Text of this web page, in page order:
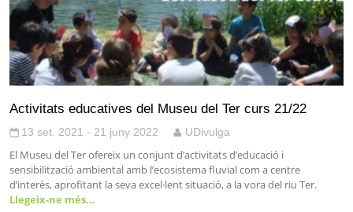
Activitats educatives del Museu del Ter curs 21/22
13 set. 2021 - 21 juny 2022 UDivulga
El Museu del Ter ofereix un conjunt d’activitats d’educació i
sensibilització ambiental amb l’ecosistema fluvial com a centre
d’interès, aprofitant la seva excel·lent situació, a la vora del riu Ter.
Llegeix-ne més…